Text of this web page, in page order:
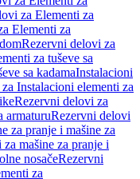
za Elementi za
Elementi za
Rezervni delovi za
za tuševe sa
sa kadamaInstalacioni
Instalacioni elementi za
Rezervni delovi za
armaturuRezervni delovi
za pranje i mašine za
mašine za pranje i
nosačeRezervni
za